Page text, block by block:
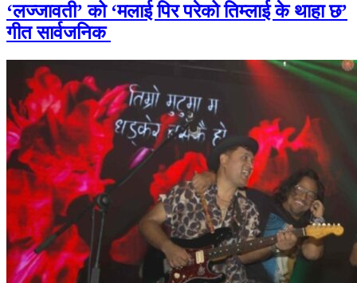
‘लज्जावती’ को ‘मलाई पिर परेको तिम्लाई के थाहा छ’
गीत सार्वजनिक